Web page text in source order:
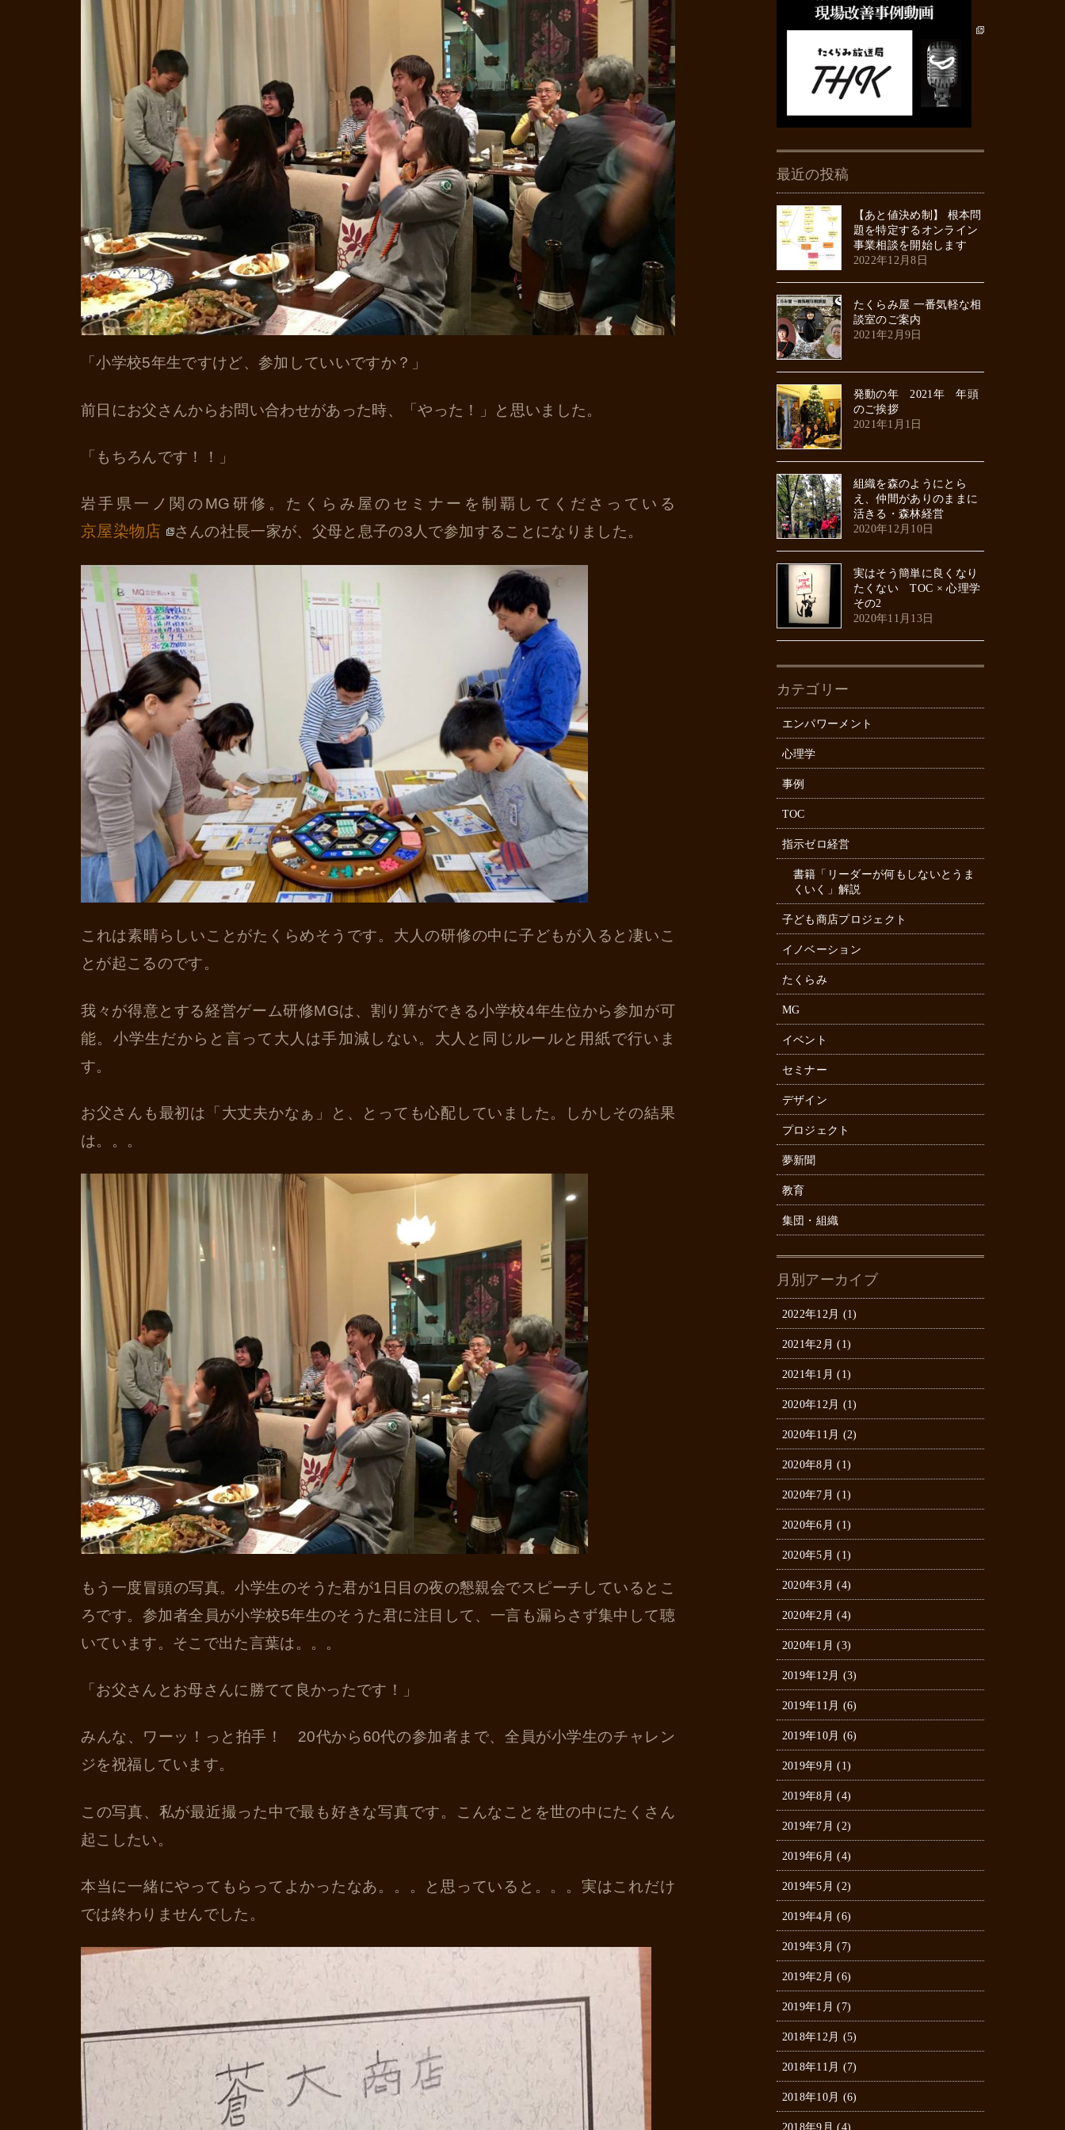
「小学校5年生ですけど、参加していいですか？」
前日にお父さんからお問い合わせがあった時、「やった！」と思いました。
「もちろんです！！」
岩手県一ノ関のMG研修。たくらみ屋のセミナーを制覇してくださっている
京屋染物店 さんの社長一家が、父母と息子の3人で参加することになりました。
これは素晴らしいことがたくらめそうです。大人の研修の中に子どもが入ると凄いこ
とが起こるのです。
我々が得意とする経営ゲーム研修MGは、割り算ができる小学校4年生位から参加が可
能。小学生だからと言って大人は手加減しない。大人と同じルールと用紙で行いま
す。
お父さんも最初は「大丈夫かなぁ」と、とっても心配していました。しかしその結果
は。。。
もう一度冒頭の写真。小学生のそうた君が1日目の夜の懇親会でスピーチしているとこ
ろです。参加者全員が小学校5年生のそうた君に注目して、一言も漏らさず集中して聴
いています。そこで出た言葉は。。。
「お父さんとお母さんに勝てて良かったです！」
みんな、ワーッ！っと拍手！ 20代から60代の参加者まで、全員が小学生のチャレン
ジを祝福しています。
この写真、私が最近撮った中で最も好きな写真です。こんなことを世の中にたくさん
起こしたい。
本当に一緒にやってもらってよかったなあ。。。と思っていると。。。実はこれだけ
では終わりませんでした。
最近の投稿
【あと値決め制】 根本問
題を特定するオンライン
事業相談を開始します
2022年12月8日
たくらみ屋 一番気軽な相
談室のご案内
2021年2月9日
発動の年 2021年 年頭
のご挨拶
2021年1月1日
組織を森のようにとら
え、仲間がありのままに
活きる・森林経営
2020年12月10日
実はそう簡単に良くなり
たくない TOC × 心理学
その2
2020年11月13日
カテゴリー
エンパワーメント
心理学
事例
TOC
指示ゼロ経営
書籍「リーダーが何もしないとうま
くいく」解説
子ども商店プロジェクト
イノベーション
たくらみ
MG
イベント
セミナー
デザイン
プロジェクト
夢新聞
教育
集団・組織
月別アーカイブ
2022年12月 (1)
2021年2月 (1)
2021年1月 (1)
2020年12月 (1)
2020年11月 (2)
2020年8月 (1)
2020年7月 (1)
2020年6月 (1)
2020年5月 (1)
2020年3月 (4)
2020年2月 (4)
2020年1月 (3)
2019年12月 (3)
2019年11月 (6)
2019年10月 (6)
2019年9月 (1)
2019年8月 (4)
2019年7月 (2)
2019年6月 (4)
2019年5月 (2)
2019年4月 (6)
2019年3月 (7)
2019年2月 (6)
2019年1月 (7)
2018年12月 (5)
2018年11月 (7)
2018年10月 (6)
2018年9月 (4)